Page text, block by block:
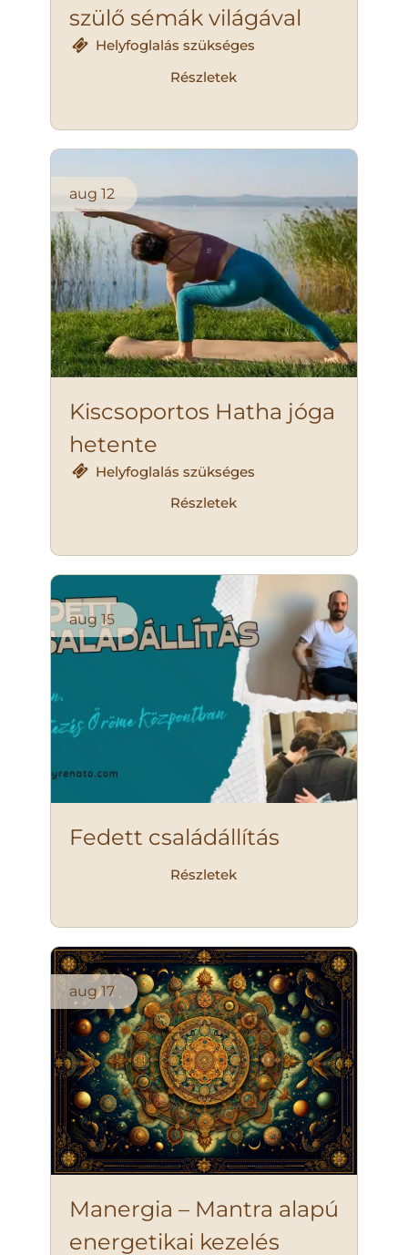
szülő sémák világával
Helyfoglalás szükséges
Részletek
aug 12
Kiscsoportos Hatha jóga
hetente
Helyfoglalás szükséges
Részletek
aug 15
Fedett családállítás
Részletek
aug 17
Manergia – Mantra alapú
energetikai kezelés